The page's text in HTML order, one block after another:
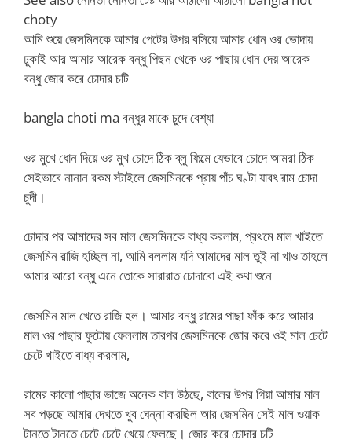
choty
আমি শুয়ে জেসমিনকে আমার পেটের উপর বসিয়ে আমার ধোন ওর ভোদায়
ঢুকাই আর আমার আরেক বন্ধু পিছন থেকে ওর পাছায় ধোন দেয় আরেক
বন্ধু জোর করে চোদার চটি
bangla choti ma বন্ধুর মাকে চুদে বেশ্যা
ওর মুখে ধোন দিয়ে ওর মুখ চোদে ঠিক ব্লু ফিল্মে যেভাবে চোদে আমরা ঠিক
সেইভাবে নানান রকম স্টাইলে জেসমিনকে প্রায় পাঁচ ঘণ্টা যাবৎ রাম চোদা
চুদী।
চোদার পর আমাদের সব মাল জেসমিনকে বাধ্য করলাম, প্রথমে মাল খাইতে
জেসমিন রাজি হচ্ছিল না, আমি বললাম যদি আমাদের মাল তুই না খাও তাহলে
আমার আরো বন্ধু এনে তোকে সারারাত চোদাবো এই কথা শুনে
জেসমিন মাল খেতে রাজি হল। আমার বন্ধু রামের পাছা ফাঁক করে আমার
মাল ওর পাছার ফুটোয় ফেললাম তারপর জেসমিনকে জোর করে ওই মাল চেটে
চেটে খাইতে বাধ্য করলাম,
রামের কালো পাছার ভাজে অনেক বাল উঠছে, বালের উপর গিয়া আমার মাল
সব পড়ছে আমার দেখতে খুব ঘেন্না করছিল আর জেসমিন সেই মাল ওয়াক
টানতে টানতে চেটে চেটে খেয়ে ফেলছে। জোর করে চোদার চটি